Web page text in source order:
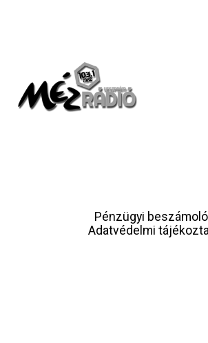
Pénzügyi
Adatvédelmi